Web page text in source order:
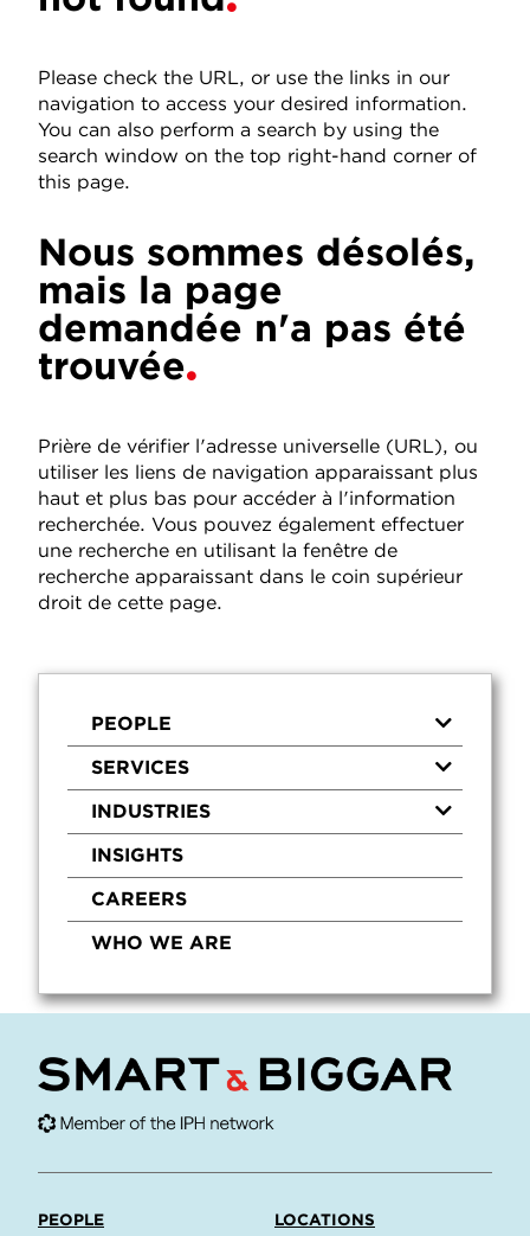
Please check the URL, or use the links in our
navigation to access your desired information.
You can also perform a search by using the
search window on the top right-hand corner of
this page.
Nous sommes désolés,
mais la page
demandée n'a pas été
trouvée
Prière de vérifier l'adresse universelle (URL), ou
utiliser les liens de navigation apparaissant plus
haut et plus bas pour accéder à l'information
recherchée. Vous pouvez également effectuer
une recherche en utilisant la fenêtre de
recherche apparaissant dans le coin supérieur
droit de cette page.
PEOPLE
SERVICES
INDUSTRIES
INSIGHTS
CAREERS
WHO WE ARE
PEOPLE
LOCATIONS